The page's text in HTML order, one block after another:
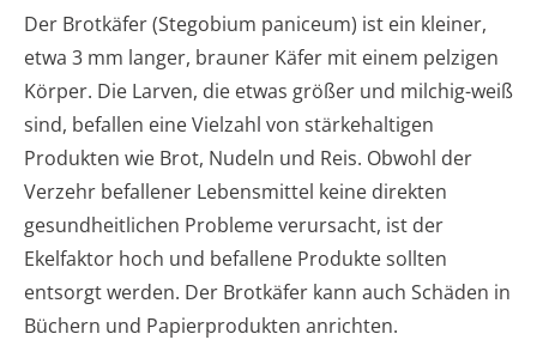
Der Brotkäfer (Stegobium paniceum) ist ein kleiner,
etwa 3 mm langer, brauner Käfer mit einem pelzigen
Körper. Die Larven, die etwas größer und milchig-weiß
sind, befallen eine Vielzahl von stärkehaltigen
Produkten wie Brot, Nudeln und Reis. Obwohl der
Verzehr befallener Lebensmittel keine direkten
gesundheitlichen Probleme verursacht, ist der
Ekelfaktor hoch und befallene Produkte sollten
entsorgt werden. Der Brotkäfer kann auch Schäden in
Büchern und Papierprodukten anrichten.